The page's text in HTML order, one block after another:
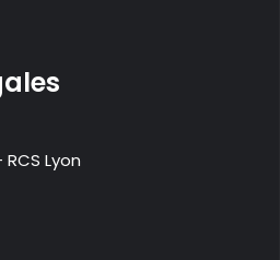
RCS Lyon